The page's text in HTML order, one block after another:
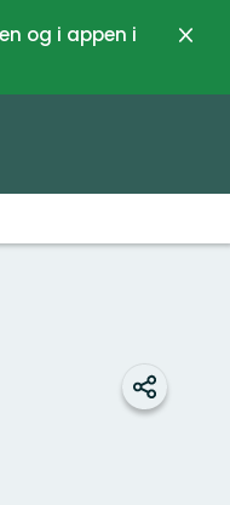
og i appen i
Luk
Del